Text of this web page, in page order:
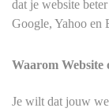
dat je website
Google, Yahoo en
Waarom Website
Je wilt dat jouw